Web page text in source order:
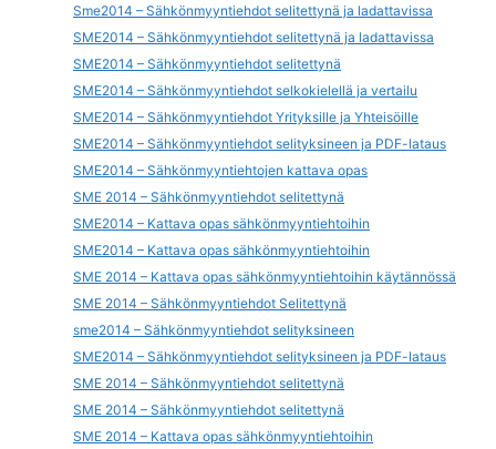
Sme2014 – Sähkönmyyntiehdot selitettynä ja ladattavissa
SME2014 – Sähkönmyyntiehdot selitettynä ja ladattavissa
SME2014 – Sähkönmyyntiehdot selitettynä
SME2014 – Sähkönmyyntiehdot selkokielellä ja vertailu
SME2014 – Sähkönmyyntiehdot Yrityksille ja Yhteisöille
SME2014 – Sähkönmyyntiehdot selityksineen ja PDF-lataus
SME2014 – Sähkönmyyntiehtojen kattava opas
SME 2014 – Sähkönmyyntiehdot selitettynä
SME2014 – Kattava opas sähkönmyyntiehtoihin
SME2014 – Kattava opas sähkönmyyntiehtoihin
SME 2014 – Kattava opas sähkönmyyntiehtoihin käytännössä
SME 2014 – Sähkönmyyntiehdot Selitettynä
sme2014 – Sähkönmyyntiehdot selityksineen
SME2014 – Sähkönmyyntiehdot selityksineen ja PDF-lataus
SME 2014 – Sähkönmyyntiehdot selitettynä
SME 2014 – Sähkönmyyntiehdot selitettynä
SME 2014 – Kattava opas sähkönmyyntiehtoihin